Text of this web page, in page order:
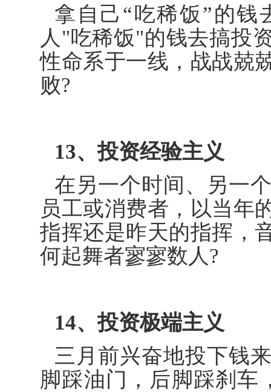
拿自己“吃稀饭”的钱
人"吃稀饭"的钱去搞投
性命系于一线，战战兢
败?
13、投资经验主义
在另一个时间、另一
员工或消费者，以当年
指挥还是昨天的指挥，
何起舞者寥寥数人?
14、投资极端主义
三月前兴奋地投下钱
脚踩油门，后脚踩刹车